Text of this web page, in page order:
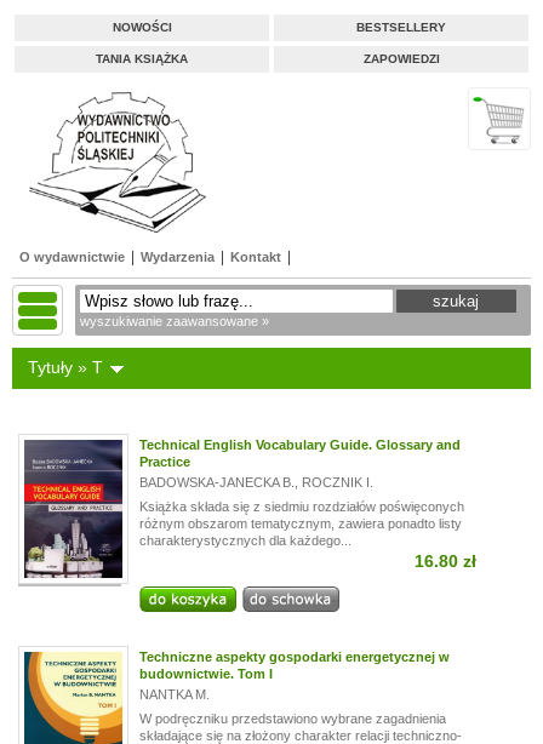
NOWOŚCI BESTSELLERY
TANIA KSIĄŻKA ZAPOWIEDZI
O wydawnictwie Wydarzenia Kontakt
wyszukiwanie zaawansowane »
Tytuły » T
Technical English Vocabulary Guide. Glossary and
Practice
BADOWSKA-JANECKA B.
ROCZNIK I.
Książka składa się z siedmiu rozdziałów poświęconych
różnym obszarom tematycznym, zawiera ponadto listy
charakterystycznych dla każdego...
16.80 zł
Techniczne aspekty gospodarki energetycznej w
budownictwie. Tom I
NANTKA M.
W podręczniku przedstawiono wybrane zagadnienia
składające się na złożony charakter relacji techniczno-